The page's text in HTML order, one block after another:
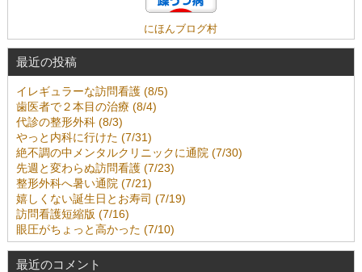
にほんブログ村
最近の投稿
イレギュラーな訪問看護 (8/5)
歯医者で２本目の治療 (8/4)
代診の整形外科 (8/3)
やっと内科に行けた (7/31)
絶不調の中メンタルクリニックに通院 (7/30)
先週と変わらぬ訪問看護 (7/23)
整形外科へ暑い通院 (7/21)
嬉しくない誕生日とお寿司 (7/19)
訪問看護短縮版 (7/16)
眼圧がちょっと高かった (7/10)
最近のコメント